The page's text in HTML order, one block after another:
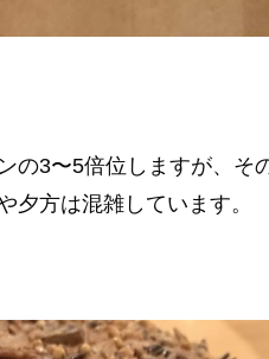
の3〜5倍位しますが、そ
夕方は混雑しています。